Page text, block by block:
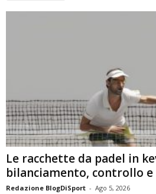
Le racchette da padel in
bilanciamento, controllo e
Redazione BlogDiSport - Ago 5, 2026